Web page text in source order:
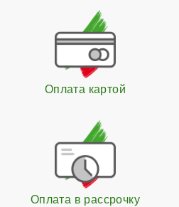
Оплата картой
Оплата в рассрочку